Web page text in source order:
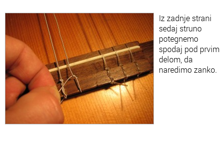
Iz zadnje strani
sedaj struno
potegnemo
spodaj pod prvim
delom, da
naredimo zanko.